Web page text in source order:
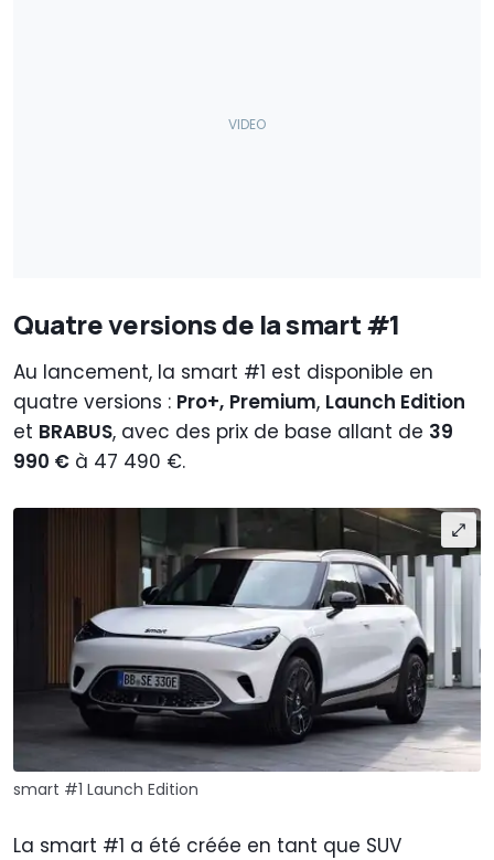
Quatre versions de la smart #1
Au lancement, la smart #1 est disponible en
quatre versions : Pro+, Premium, Launch Edition
et BRABUS, avec des prix de base allant de 39
990 € à 47 490 €.
smart #1 Launch Edition
La smart #1 a été créée en tant que SUV